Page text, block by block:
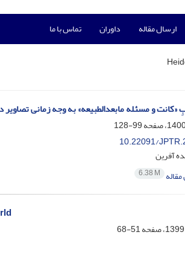
ارسال مقاله داوران تماس با ما
و مسئله مابعدالطبیعه» به وجه زمانی
99-128
10.22091/
آفرین
6.38 M
51-68